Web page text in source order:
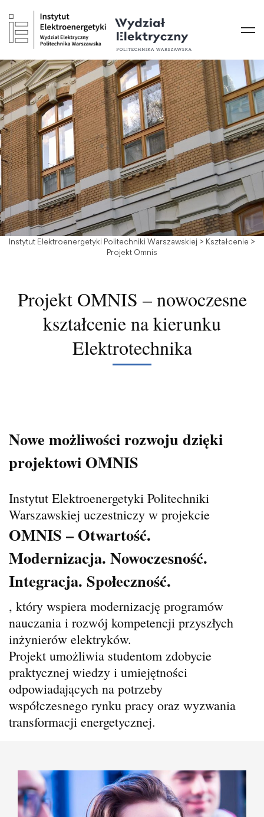
Instytut Elektroenergetyki Politechniki Warszawskiej > Kształcenie >
Projekt Omnis
Projekt OMNIS – nowoczesne
kształcenie na kierunku
Elektrotechnika
Nowe możliwości rozwoju dzięki
projektowi OMNIS
Instytut Elektroenergetyki Politechniki
Warszawskiej uczestniczy w projekcie
OMNIS – Otwartość.
Modernizacja. Nowoczesność.
Integracja. Społeczność.
, który wspiera modernizację programów
nauczania i rozwój kompetencji przyszłych
inżynierów elektryków.
Projekt umożliwia studentom zdobycie
praktycznej wiedzy i umiejętności
odpowiadających na potrzeby
współczesnego rynku pracy oraz wyzwania
transformacji energetycznej.